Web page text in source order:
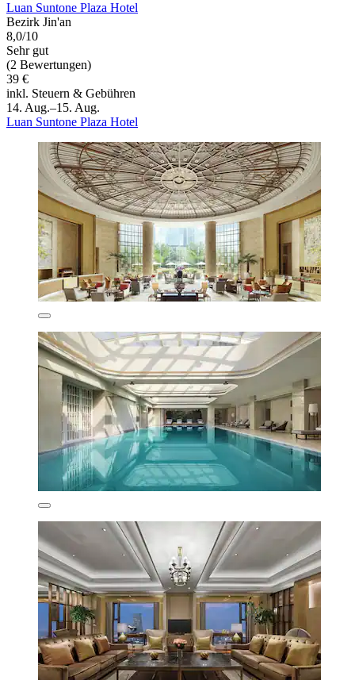
Luan Suntone Plaza Hotel
Bezirk Jin'an
8,0/10
Sehr gut
(2 Bewertungen)
39 €
inkl. Steuern & Gebühren
14. Aug.–15. Aug.
Luan Suntone Plaza Hotel